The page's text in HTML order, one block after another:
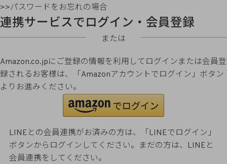
>>パスワードをお忘れの場合
連携サービスでログイン・会員登録
または
Amazon.co.jpにご登録の情報を利用してログインまたは会員登
録されるお客様は、「Amazonアカウントでログイン」ボタン
よりお進みください。
LINEとの会員連携がお済みの方は、「LINEでログイン」
ボタンからログインしてください。まだの方は、
LINEと
会員連携をしてください。